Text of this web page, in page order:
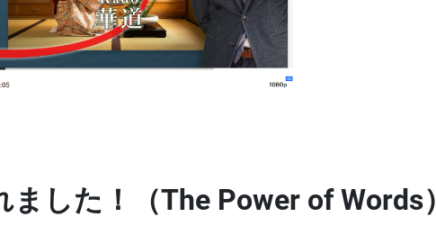
した！（The Power of Words）